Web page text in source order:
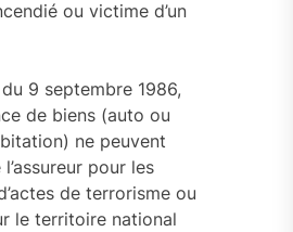
ou victime d’un
9 septembre 1986,
de biens (auto ou
ne peuvent
pour les
de terrorisme ou
le territoire national